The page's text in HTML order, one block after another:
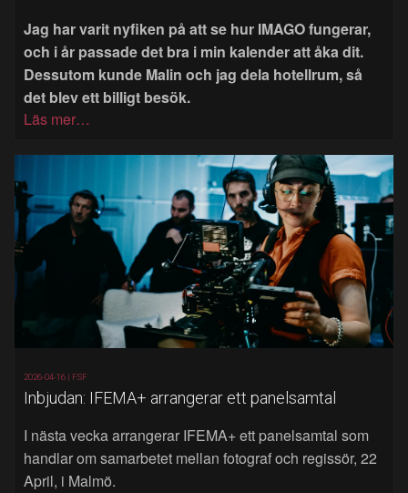
Jag har varit nyfiken på att se hur IMAGO fungerar,
och i år passade det bra i min kalender att åka dit.
Dessutom kunde Malin och jag dela hotellrum, så
det blev ett billigt besök.
Läs mer…
2026-04-16 | FSF
Inbjudan: IFEMA+ arrangerar ett panelsamtal
I nästa vecka arrangerar IFEMA+ ett panelsamtal som
handlar om samarbetet mellan fotograf och regissör, 22
April, i Malmö.